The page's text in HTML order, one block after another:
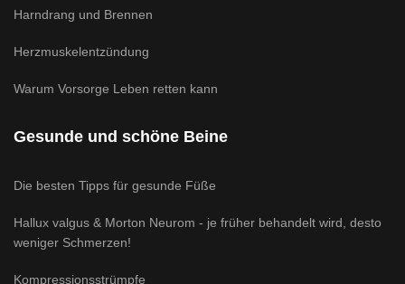
Harndrang und Brennen
Herzmuskelentzündung
Warum Vorsorge Leben retten kann
Gesunde und schöne Beine
Die besten Tipps für gesunde Füße
Hallux valgus & Morton Neurom - je früher behandelt wird, desto
weniger Schmerzen!
Kompressionsstrümpfe